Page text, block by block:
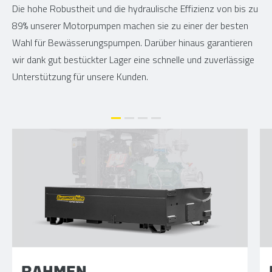
Die hohe Robustheit und die hydraulische Effizienz von bis zu
89% unserer Motorpumpen machen sie zu einer der besten
Wahl für Bewässerungspumpen. Darüber hinaus garantieren
wir dank gut bestückter Lager eine schnelle und zuverlässige
Unterstützung für unsere Kunden.